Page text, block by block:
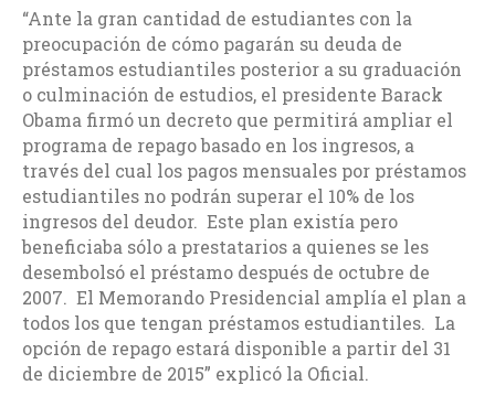
“Ante la gran cantidad de estudiantes con la
preocupación de cómo pagarán su deuda de
préstamos estudiantiles posterior a su graduación
o culminación de estudios, el presidente Barack
Obama firmó un decreto que permitirá ampliar el
programa de repago basado en los ingresos, a
través del cual los pagos mensuales por préstamos
estudiantiles no podrán superar el 10% de los
ingresos del deudor. Este plan existía pero
beneficiaba sólo a prestatarios a quienes se les
desembolsó el préstamo después de octubre de
2007. El Memorando Presidencial amplía el plan a
todos los que tengan préstamos estudiantiles. La
opción de repago estará disponible a partir del 31
de diciembre de 2015” explicó la Oficial.